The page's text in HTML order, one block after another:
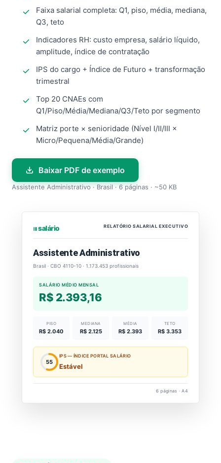
Faixa salarial completa: Q1, piso, média, mediana,
Q3, teto
Indicadores RH: custo empresa, salário líquido,
amplitude, índice de contratação
IPS do cargo + Índice de Futuro + transformação
trimestral
Top 20 CNAEs com
Q1/Piso/Média/Mediana/Q3/Teto por segmento
Matriz porte × senioridade (Nível I/II/III ×
Micro/Pequena/Média/Grande)
Baixar PDF de exemplo
Assistente Administrativo · Brasil · 6 páginas · ~50 KB
⏐⏐⏐ salário RELATÓRIO SALARIAL EXECUTIVO
Assistente Administrativo
Brasil · CBO 4110-10 · 1.173.453 profissionais
SALÁRIO MÉDIO MENSAL
R$ 2.393,16
PISO
R$ 2.040
MEDIANA
R$ 2.125
MÉDIA
R$ 2.393
TETO
R$ 3.353
55
IPS — ÍNDICE PORTAL SALÁRIO
Estável
6 páginas · A4